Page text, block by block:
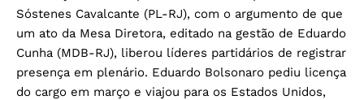
Sóstenes Cavalcante (PL-RJ), com o argumento de que
um ato da Mesa Diretora, editado na gestão de Eduardo
Cunha (MDB-RJ), liberou líderes partidários de registrar
presença em plenário. Eduardo Bolsonaro pediu licença
do cargo em março e viajou para os Estados Unidos,